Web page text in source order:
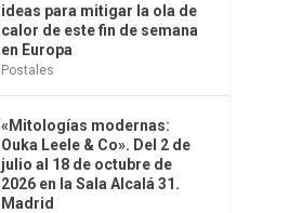
ideas para mitigar la ola de
calor de este fin de semana
en Europa
Postales
«Mitologías modernas:
Ouka Leele & Co». Del 2 de
julio al 18 de octubre de
2026 en la Sala Alcalá 31.
Madrid